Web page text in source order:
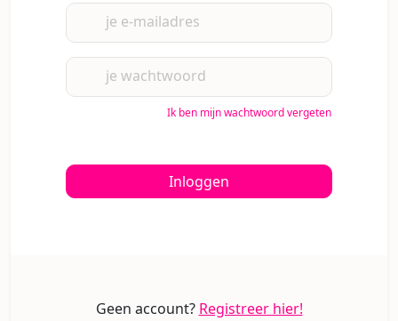
je e-mailadres
je wachtwoord
Ik ben mijn wachtwoord vergeten
Inloggen
Geen account? Registreer hier!